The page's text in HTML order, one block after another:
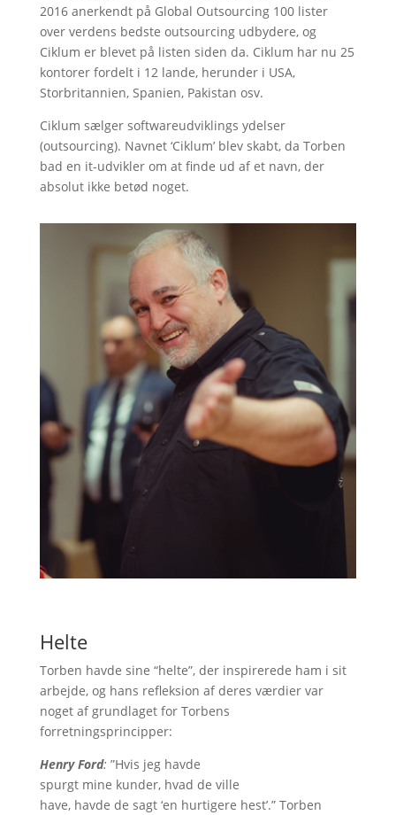
2016 anerkendt på Global Outsourcing 100 lister
over verdens bedste outsourcing udbydere, og
Ciklum er blevet på listen siden da. Ciklum har nu 25
kontorer fordelt i 12 lande, herunder i USA,
Storbritannien, Spanien, Pakistan osv.
Ciklum sælger softwareudviklings ydelser
(outsourcing). Navnet ‘Ciklum’ blev skabt, da Torben
bad en it-udvikler om at finde ud af et navn, der
absolut ikke betød noget.
Helte
Torben havde sine “helte”, der inspirerede ham i sit
arbejde, og hans refleksion af deres værdier var
noget af grundlaget for Torbens
forretningsprincipper:
Henry Ford: ”Hvis jeg havde
spurgt mine kunder, hvad de ville
have, havde de sagt ‘en hurtigere hest’.” Torben